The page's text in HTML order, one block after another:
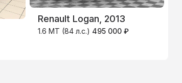
Renault Logan, 2013
1.6 MT (84 л.с.) 495 000 ₽